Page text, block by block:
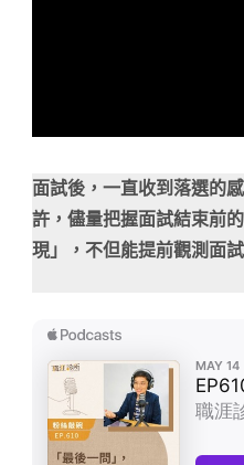
面試後，一直收到落選的
許，儘量把握面試結束前
現」，不但能提前觀測面